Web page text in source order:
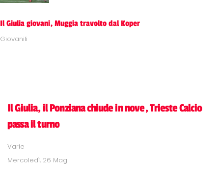
Il Giulia giovani, Muggia travolto dal Koper
Giovanili
Il Giulia, il Ponziana chiude in nove, Trieste Calcio
passa il turno
Varie
Mercoledì, 26 Mag